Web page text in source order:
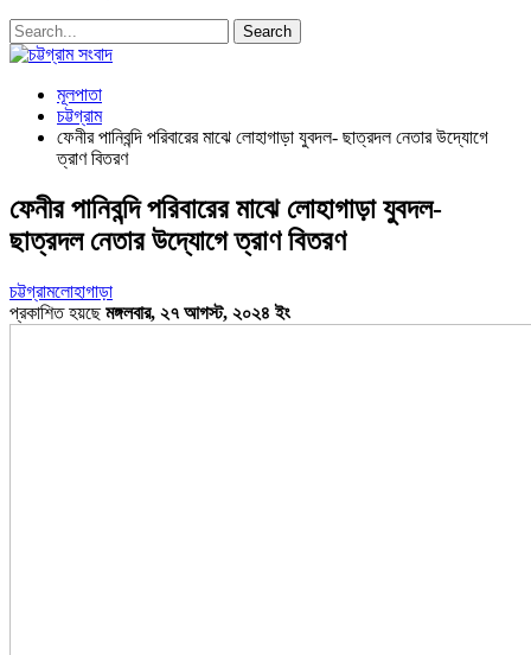
মূলপাতা
চট্টগ্রাম
ফেনীর পানিবন্দি পরিবারের মাঝে লোহাগাড়া যুবদল- ছাত্রদল নেতার উদ্যোগে
ত্রাণ বিতরণ
ফেনীর পানিবন্দি পরিবারের মাঝে লোহাগাড়া যুবদল-
ছাত্রদল নেতার উদ্যোগে ত্রাণ বিতরণ
চট্টগ্রামলোহাগাড়া
প্রকাশিত হয়ছেমঙ্গলবার, ২৭ আগস্ট, ২০২৪ ইং